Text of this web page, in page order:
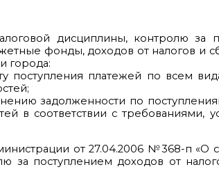
дисциплины, контролю за
фонды, доходов от налогов и
города:
поступления платежей по всем
задолженности по
в соответствии с требованиями,
от 27.04.2006 №368-п
за поступлением доходов от